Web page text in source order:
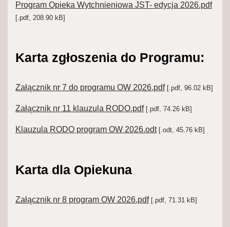
Program Opieka Wytchnieniowa JST- edycja 2026.pdf
[.pdf, 208.90 kB]
Karta zgłoszenia do Programu:
Załącznik nr 7 do programu OW 2026.pdf[.pdf, 96.02 kB]
Załącznik nr 11 klauzula RODO.pdf[.pdf, 74.26 kB]
Klauzula RODO program OW 2026.odt[.odt, 45.76 kB]
Karta dla Opiekuna
Załącznik nr 8 program OW 2026.pdf[.pdf, 71.31 kB]